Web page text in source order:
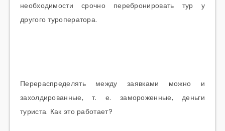
необходимости срочно перебронировать тур у
другого туроператора.
Перераспределять между заявками можно и
захолдированные, т. е. замороженные, деньги
туриста. Как это работает?